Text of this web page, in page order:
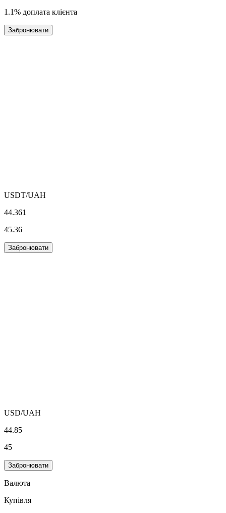
1.1% доплата клієнта
Забронювати
USDT/UAH
44.361
45.36
Забронювати
USD/UAH
44.85
45
Забронювати
Валюта
Купівля